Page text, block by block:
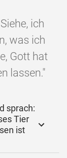
ich
was ich
Gott hat
lassen."
sprach:
Tier
ist